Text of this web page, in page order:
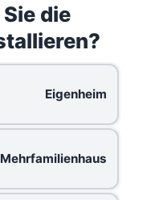
die
Eigenheim
Mehrfamilienhaus